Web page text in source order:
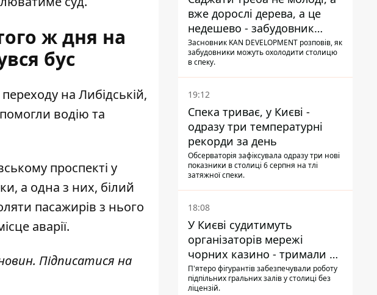
ж дня на
бус
на Либідській,
водію та
проспекті у
, а одна з них, білий
пасажирів з нього
аварії.
Підписатися на
вже дорослі дерева, а це
недешево - забудовник
Ніконов
Засновник KAN DEVELOPMENT розповів, як
забудовники можуть охолодити столицю
в спеку.
19:12
Спека триває, у Києві -
одразу три температурні
рекорди за день
Обсерваторія зафіксувала одразу три нові
показники в столиці 6 серпня на тлі
затяжної спеки.
18:08
У Києві судитимуть
організаторів мережі
чорних казино - тримали 39
закладів
П'ятеро фігурантів забезпечували роботу
підпільних гральних залів у столиці без
ліцензій.